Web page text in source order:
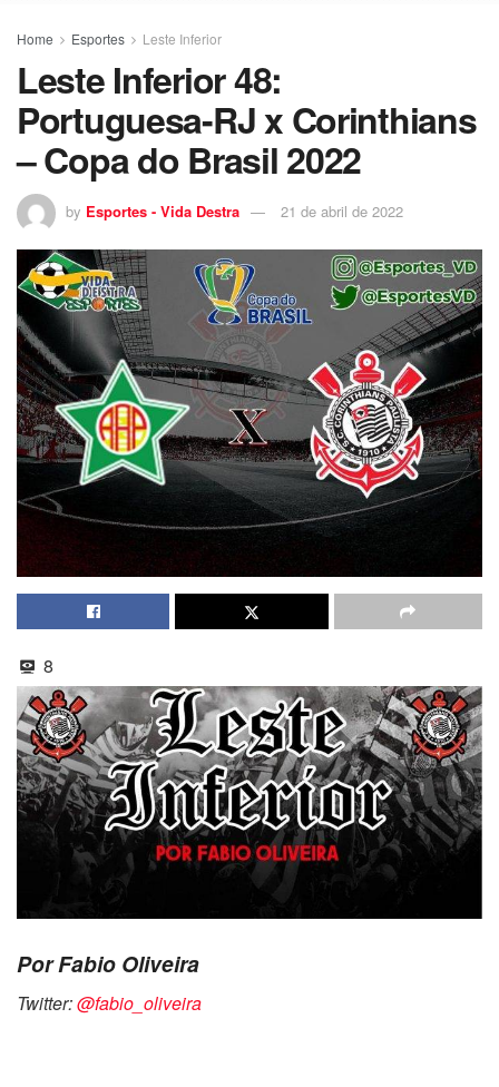
Home Esportes Leste Inferior
Leste Inferior 48:
Portuguesa-RJ x Corinthians
– Copa do Brasil 2022
by Esportes - Vida Destra 21 de abril de 2022
8
Por Fabio Oliveira
Twitter:@fabio_oliveira